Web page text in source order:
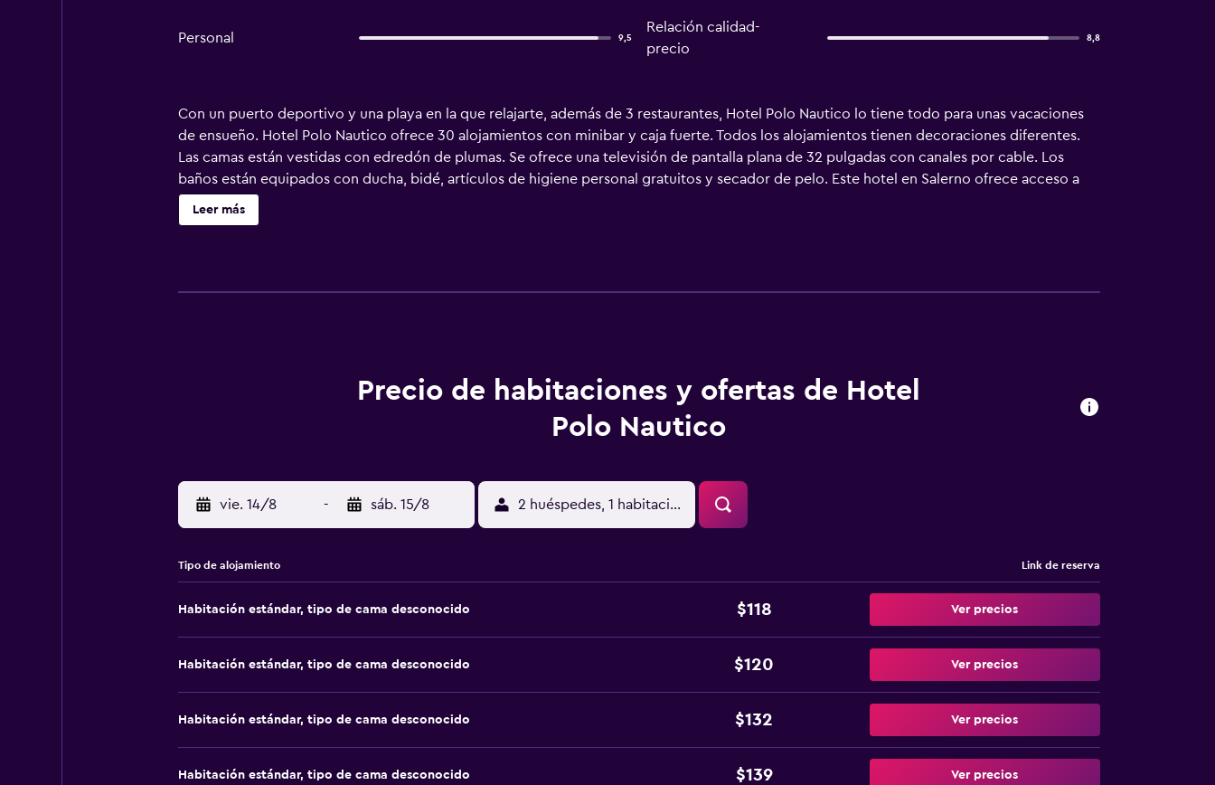
Personal 9,5
Relación calidad-
precio
8,8
Con un puerto deportivo y una playa en la que relajarte, además de 3 restaurantes, Hotel Polo Nautico lo tiene todo para unas vacaciones
de ensueño. Hotel Polo Nautico ofrece 30 alojamientos con minibar y caja fuerte. Todos los alojamientos tienen decoraciones diferentes.
Las camas están vestidas con edredón de plumas. Se ofrece una televisión de pantalla plana de 32 pulgadas con canales por cable. Los
baños están equipados con ducha, bidé, artículos de higiene personal gratuitos y secador de pelo. Este hotel en Salerno ofrece acceso a
Internet wifi gratis. Entre las comodidades especialmente pensadas para las personas en viaje de negocios se incluyen escritorio, sillas de
oficina y teléfono. Se ofrece servicio de limpieza todos los días y es posible solicitar tabla de planchar con plancha. Se pueden practicar las
Leer más
Precio de habitaciones y ofertas de Hotel
Polo Nautico
vie. 14/8 - sáb. 15/8 2 huéspedes, 1 habitación
Tipo de alojamiento Link de reserva
Habitación estándar, tipo de cama desconocido $118 Ver precios
Habitación estándar, tipo de cama desconocido $120 Ver precios
Habitación estándar, tipo de cama desconocido $132 Ver precios
Habitación estándar, tipo de cama desconocido $139 Ver precios